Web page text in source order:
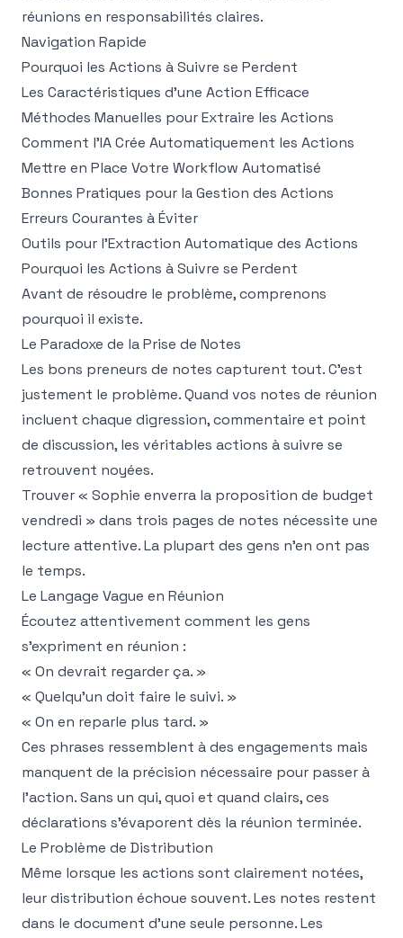
réunions en responsabilités claires.
Navigation Rapide
Pourquoi les Actions à Suivre se Perdent
Les Caractéristiques d'une Action Efficace
Méthodes Manuelles pour Extraire les Actions
Comment l'IA Crée Automatiquement les Actions
Mettre en Place Votre Workflow Automatisé
Bonnes Pratiques pour la Gestion des Actions
Erreurs Courantes à Éviter
Outils pour l'Extraction Automatique des Actions
Pourquoi les Actions à Suivre se Perdent
Avant de résoudre le problème, comprenons
pourquoi il existe.
Le Paradoxe de la Prise de Notes
Les bons preneurs de notes capturent tout. C'est
justement le problème. Quand vos notes de réunion
incluent chaque digression, commentaire et point
de discussion, les véritables actions à suivre se
retrouvent noyées.
Trouver « Sophie enverra la proposition de budget
vendredi » dans trois pages de notes nécessite une
lecture attentive. La plupart des gens n'en ont pas
le temps.
Le Langage Vague en Réunion
Écoutez attentivement comment les gens
s'expriment en réunion :
« On devrait regarder ça. »
« Quelqu'un doit faire le suivi. »
« On en reparle plus tard. »
Ces phrases ressemblent à des engagements mais
manquent de la précision nécessaire pour passer à
l'action. Sans un qui, quoi et quand clairs, ces
déclarations s'évaporent dès la réunion terminée.
Le Problème de Distribution
Même lorsque les actions sont clairement notées,
leur distribution échoue souvent. Les notes restent
dans le document d'une seule personne. Les